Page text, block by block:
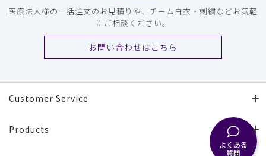
よくある
質問
医療法人様の一括注文のお見積りや、チーム白衣・刺繍などお気軽
にご相談ください。
お問い合わせはこちら
Customer Service
Products